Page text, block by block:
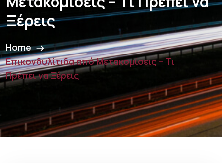
Ξέρεις
Home
Επικονδυλίτιδα από Μετακομίσεις – Τι
Πρέπει να Ξέρεις